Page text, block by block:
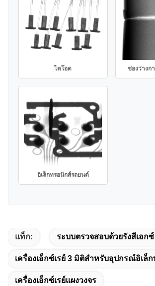
ไดโอด ช่องว่างก
อิเล็กทรอนิกส์รถยนต์
แท็ก: ระบบตรวจสอบด้วยรังสีเอก
เครื่องเอ็กซ์เรย์ 3 มิติสำหรับอุปกรณ์อิเล็
เครื่องเอ็กซ์เรย์แผงวงจร